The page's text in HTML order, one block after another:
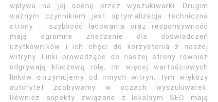
wpływa na jej ocenę przez wyszukiwarki. Drugim
ważnym czynnikiem jest optymalizacja techniczna
strony – szybkość ładowania oraz responsywność
mają ogromne znaczenie dla doświadczeń
użytkowników i ich chęci do korzystania z naszej
witryny. Linki prowadzące do naszej strony również
odgrywają kluczową rolę; im więcej wartościowych
linków otrzymujemy od innych witryn, tym większy
autorytet zdobywamy w oczach wyszukiwarek.
Również aspekty związane z lokalnym SEO mają